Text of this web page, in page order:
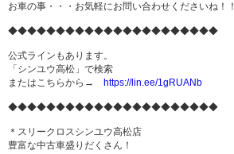
お車の事・・・お気軽にお問い合わせくださいね！！
◆◆◆◆◆◆◆◆◆◆◆◆◆◆◆◆◆◆◆◆◆◆
公式ラインもあります。
「シンユウ高松」で検索
またはこちらから→ https://lin.ee/1gRUANb
◆◆◆◆◆◆◆◆◆◆◆◆◆◆◆◆◆◆◆◆◆◆
＊スリークロスシンユウ高松店
豊富な中古車盛りだくさん！